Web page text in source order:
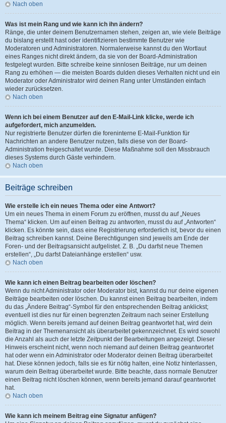
Nach oben
Was ist mein Rang und wie kann ich ihn ändern?
Ränge, die unter deinem Benutzernamen stehen, zeigen an, wie viele Beiträge
du bislang erstellt hast oder identifizieren bestimmte Benutzer wie
Moderatoren und Administratoren. Normalerweise kannst du den Wortlaut
eines Ranges nicht direkt ändern, da sie von der Board-Administration
festgelegt wurden. Bitte schreibe keine sinnlosen Beiträge, nur um deinen
Rang zu erhöhen — die meisten Boards dulden dieses Verhalten nicht und ein
Moderator oder Administrator wird deinen Rang unter Umständen einfach
wieder zurücksetzen.
Nach oben
Wenn ich bei einem Benutzer auf den E-Mail-Link klicke, werde ich
aufgefordert, mich anzumelden.
Nur registrierte Benutzer dürfen die foreninterne E-Mail-Funktion für
Nachrichten an andere Benutzer nutzen, falls diese von der Board-
Administration freigeschaltet wurde. Diese Maßnahme soll den Missbrauch
dieses Systems durch Gäste verhindern.
Nach oben
Beiträge schreiben
Wie erstelle ich ein neues Thema oder eine Antwort?
Um ein neues Thema in einem Forum zu eröffnen, musst du auf „Neues
Thema“ klicken. Um auf einen Beitrag zu antworten, musst du auf „Antworten“
klicken. Es könnte sein, dass eine Registrierung erforderlich ist, bevor du einen
Beitrag schreiben kannst. Deine Berechtigungen sind jeweils am Ende der
Foren- und der Beitragsansicht aufgelistet. Z. B. „Du darfst neue Themen
erstellen“, „Du darfst Dateianhänge erstellen“ usw.
Nach oben
Wie kann ich einen Beitrag bearbeiten oder löschen?
Wenn du nicht Administrator oder Moderator bist, kannst du nur deine eigenen
Beiträge bearbeiten oder löschen. Du kannst einen Beitrag bearbeiten, indem
du das „Ändere Beitrag“-Symbol für den entsprechenden Beitrag anklickst;
eventuell ist dies nur für einen begrenzten Zeitraum nach seiner Erstellung
möglich. Wenn bereits jemand auf deinen Beitrag geantwortet hat, wird dein
Beitrag in der Themenansicht als überarbeitet gekennzeichnet. Es wird sowohl
die Anzahl als auch der letzte Zeitpunkt der Bearbeitungen angezeigt. Dieser
Hinweis erscheint nicht, wenn noch niemand auf deinen Beitrag geantwortet
hat oder wenn ein Administrator oder Moderator deinen Beitrag überarbeitet
hat. Diese können jedoch, falls sie es für nötig halten, eine Notiz hinterlassen,
warum dein Beitrag überarbeitet wurde. Bitte beachte, dass normale Benutzer
einen Beitrag nicht löschen können, wenn bereits jemand darauf geantwortet
hat.
Nach oben
Wie kann ich meinem Beitrag eine Signatur anfügen?